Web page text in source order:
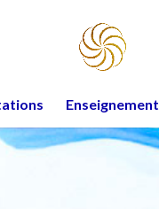
Enseignement